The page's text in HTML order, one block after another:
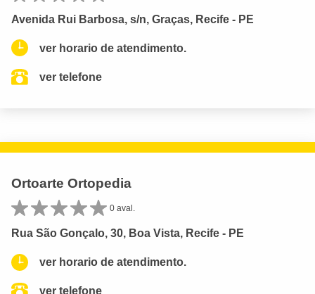
Avenida Rui Barbosa, s/n, Graças, Recife - PE
ver horario de atendimento.
ver telefone
Ortoarte Ortopedia
0 aval.
Rua São Gonçalo, 30, Boa Vista, Recife - PE
ver horario de atendimento.
ver telefone